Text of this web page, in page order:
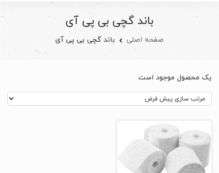
باند گچی بی پی آی
صفحه اصلی باند گچی بی پی آی
یک محصول موجود است